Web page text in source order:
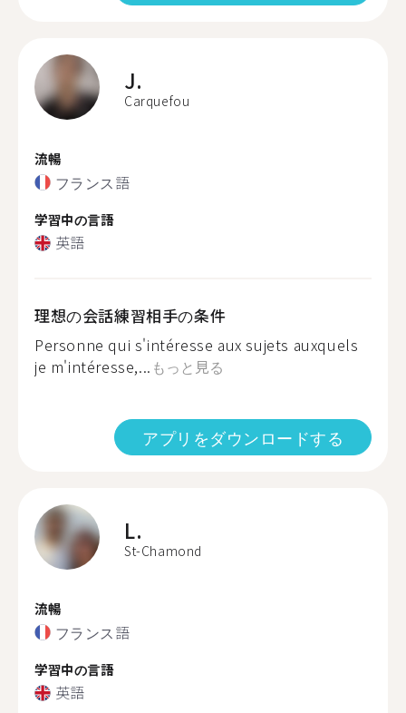
J.
Carquefou
流暢
フランス語
学習中の言語
英語
理想の会話練習相手の条件
Personne qui s'intéresse aux sujets auxquels
je m'intéresse,... もっと見る
アプリをダウンロードする
L.
St-Chamond
流暢
フランス語
学習中の言語
英語